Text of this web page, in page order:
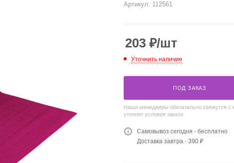
Артикул: 112561
203 ₽/шт
Уточнить наличие
ПОД ЗАКАЗ
Наши менеджеры обязательно свяжутся с
уточнят условия заказа
Самовывоз сегодня - бесплатно
Доставка завтра - 390 ₽